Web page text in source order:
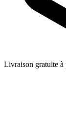
Livraison gratuite à